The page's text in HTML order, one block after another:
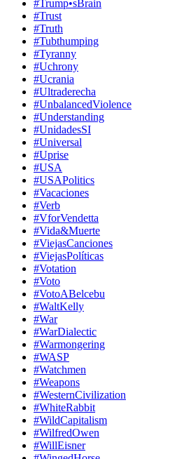
#Trump•sBrain
#Trust
#Truth
#Tubthumping
#Tyranny
#Uchrony
#Ucrania
#Ultraderecha
#UnbalancedViolence
#Understanding
#UnidadesSI
#Universal
#Uprise
#USA
#USAPolitics
#Vacaciones
#Verb
#VforVendetta
#Vida&Muerte
#ViejasCanciones
#ViejasPolíticas
#Votation
#Voto
#VotoABelcebu
#WaltKelly
#War
#WarDialectic
#Warmongering
#WASP
#Watchmen
#Weapons
#WesternCivilization
#WhiteRabbit
#WildCapitalism
#WilfredOwen
#WillEisner